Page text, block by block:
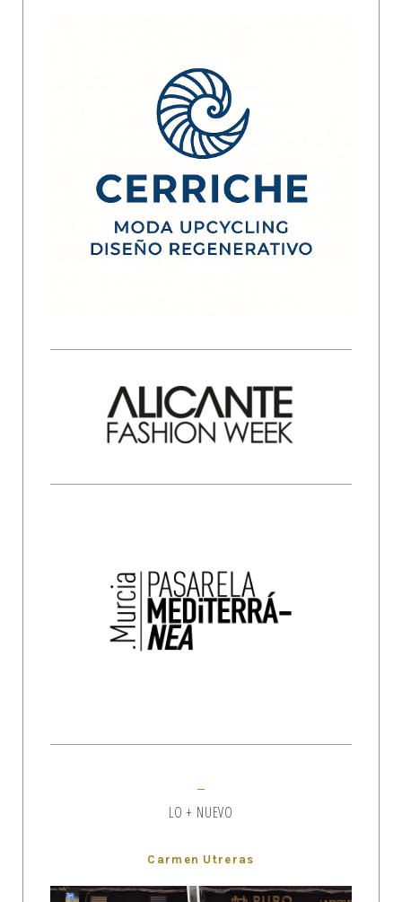
LO + NUEVO
Carmen Utreras